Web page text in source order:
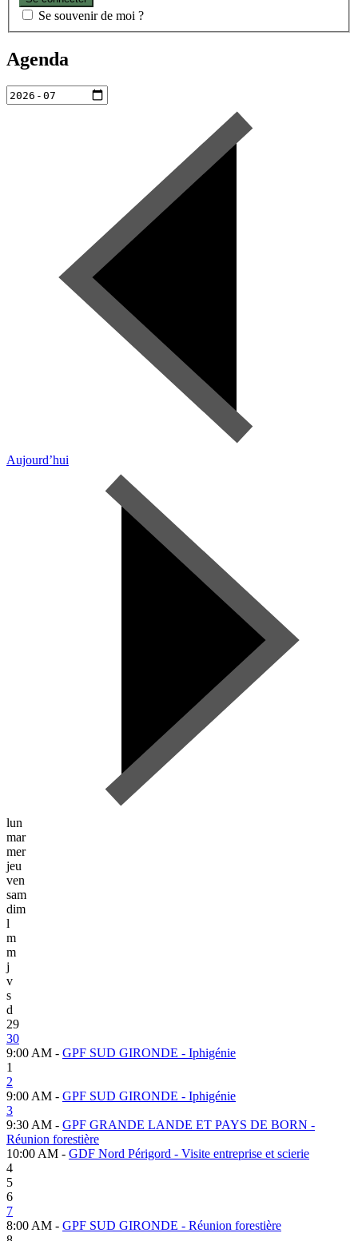
Se souvenir de moi ?
Agenda
Aujourd’hui
lun
mar
mer
jeu
ven
sam
dim
l
m
m
j
v
s
d
29
30
9:00 AM - GPF SUD GIRONDE - Iphigénie
1
2
9:00 AM - GPF SUD GIRONDE - Iphigénie
3
9:30 AM - GPF GRANDE LANDE ET PAYS DE BORN -
Réunion forestière
10:00 AM - GDF Nord Périgord - Visite entreprise et scierie
4
5
6
7
8:00 AM - GPF SUD GIRONDE - Réunion forestière